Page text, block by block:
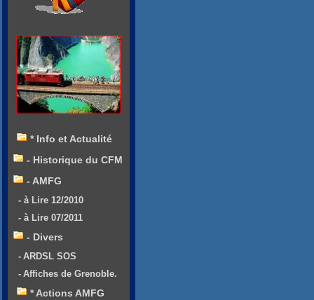
* Info et Actualité
- Historique du CFM
- AMFG
- à Lire 12/2010
- à Lire 07/2011
- Divers
- ARDSL SOS
- Affiches de Grenoble.
* Actions AMFG